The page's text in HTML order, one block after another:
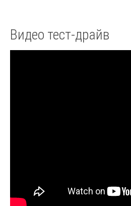
Видео тест-драйв